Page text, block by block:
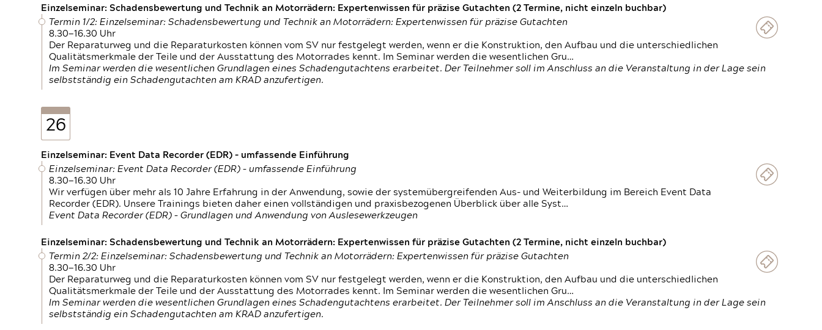
Einzelseminar: Schadensbewertung und Technik an Motorrädern: Expertenwissen für präzise Gutachten (2 Termine, nicht einzeln buchbar)
Termin 1/2: Einzelseminar: Schadensbewertung und Technik an Motorrädern: Expertenwissen für präzise Gutachten
8.30—16.30 Uhr
Der Reparaturweg und die Reparaturkosten können vom SV nur festgelegt werden, wenn er die Konstruktion, den Aufbau und die unterschiedlichen
Qualitätsmerkmale der Teile und der Ausstattung des Motorrades kennt. Im Seminar werden die wesentlichen Gru…
Im Seminar werden die wesentlichen Grundlagen eines Schadengutachtens erarbeitet. Der Teilnehmer soll im Anschluss an die Veranstaltung in der Lage sein
selbstständig ein Schadengutachten am KRAD anzufertigen.
26
Einzelseminar: Event Data Recorder (EDR) – umfassende Einführung
Einzelseminar: Event Data Recorder (EDR) – umfassende Einführung
8.30—16.30 Uhr
Wir verfügen über mehr als 10 Jahre Erfahrung in der Anwendung, sowie der systemübergreifenden Aus- und Weiterbildung im Bereich Event Data
Recorder (EDR). Unsere Trainings bieten daher einen vollständigen und praxisbezogenen Überblick über alle Syst…
Event Data Recorder (EDR) – Grundlagen und Anwendung von Auslesewerkzeugen
Einzelseminar: Schadensbewertung und Technik an Motorrädern: Expertenwissen für präzise Gutachten (2 Termine, nicht einzeln buchbar)
Termin 2/2: Einzelseminar: Schadensbewertung und Technik an Motorrädern: Expertenwissen für präzise Gutachten
8.30—16.30 Uhr
Der Reparaturweg und die Reparaturkosten können vom SV nur festgelegt werden, wenn er die Konstruktion, den Aufbau und die unterschiedlichen
Qualitätsmerkmale der Teile und der Ausstattung des Motorrades kennt. Im Seminar werden die wesentlichen Gru…
Im Seminar werden die wesentlichen Grundlagen eines Schadengutachtens erarbeitet. Der Teilnehmer soll im Anschluss an die Veranstaltung in der Lage sein
selbstständig ein Schadengutachten am KRAD anzufertigen.